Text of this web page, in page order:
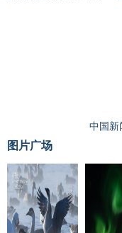
中国新
图片广场